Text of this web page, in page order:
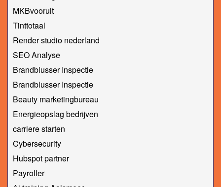
MKBvooruit
Tinttotaal
Render studio nederland
SEO Analyse
Brandblusser Inspectie
Brandblusser Inspectie
Beauty marketingbureau
Energieopslag bedrijven
carriere starten
Cybersecurity
Hubspot partner
Payroller